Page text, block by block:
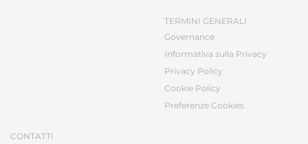
TERMINI GENERALI
Governance
Informativa sulla Privacy
Privacy Policy
Cookie Policy
Preferenze Cookies
CONTATTI